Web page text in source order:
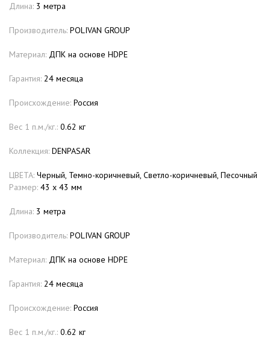
Длина: 3 метра
Производитель: POLIVAN GROUP
Материал: ДПК на основе HDPE
Гарантия: 24 месяца
Происхождение: Россия
Вес 1 п.м./кг.: 0.62 кг
Коллекция: DENPASAR
ЦВЕТА: Черный, Темно-коричневый, Светло-коричневый, Песочный
Размер: 43 х 43 мм
Длина: 3 метра
Производитель: POLIVAN GROUP
Материал: ДПК на основе HDPE
Гарантия: 24 месяца
Происхождение: Россия
Вес 1 п.м./кг.: 0.62 кг